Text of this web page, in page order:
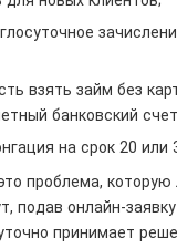
взять займ без
банковский
на срок 20 или
проблема,
подав онлайн-
принимает